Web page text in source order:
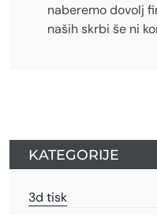
naberemo dovolj
naših skrbi še ni
KATEGORIJE
3d tisk